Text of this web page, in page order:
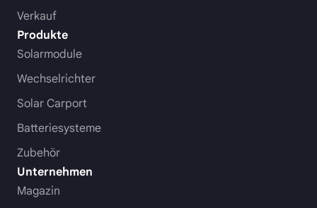
Verkauf
Produkte
Solarmodule
Wechselrichter
Solar Carport
Batteriesysteme
Zubehör
Unternehmen
Magazin